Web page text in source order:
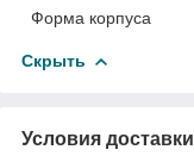
Форма корпуса
Скрыть
Условия доставки